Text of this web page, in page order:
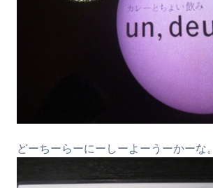
どーちーらーにーしーよーうーかーな。